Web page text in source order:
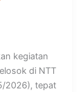
kegiatan
di NTT
2026), tepat